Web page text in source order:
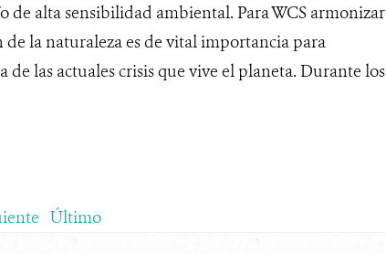
de alta sensibilidad ambiental. Para WCS armonizar
la naturaleza es de vital importancia para
las actuales crisis que vive el planeta. Durante los
Último